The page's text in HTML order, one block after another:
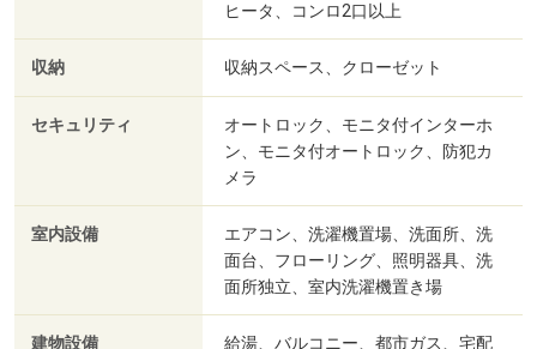
ヒータ、コンロ2口以上
収納 収納スペース、クローゼット
セキュリティ
オートロック、モニタ付インターホ
ン、モニタ付オートロック、防犯カ
メラ
室内設備
エアコン、洗濯機置場、洗面所、洗
面台、フローリング、照明器具、洗
面所独立、室内洗濯機置き場
建物設備
給湯、バルコニー、都市ガス、宅配